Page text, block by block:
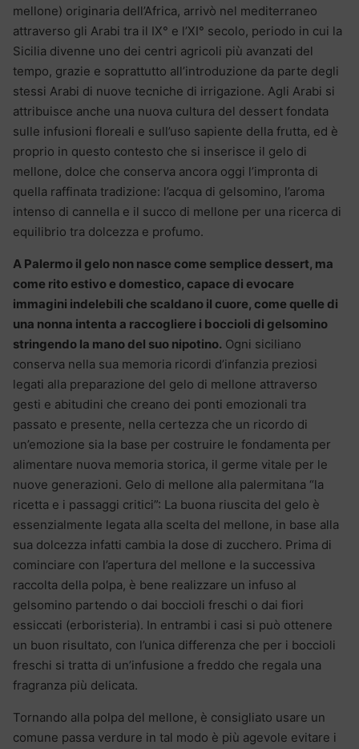
mellone) originaria dell’Africa, arrivò nel mediterraneo
attraverso gli Arabi tra il IX° e l’XI° secolo, periodo in cui la
Sicilia divenne uno dei centri agricoli più avanzati del
tempo, grazie e soprattutto all’introduzione da parte degli
stessi Arabi di nuove tecniche di irrigazione. Agli Arabi si
attribuisce anche una nuova cultura del dessert fondata
sulle infusioni floreali e sull’uso sapiente della frutta, ed è
proprio in questo contesto che si inserisce il gelo di
mellone, dolce che conserva ancora oggi l’impronta di
quella raffinata tradizione: l’acqua di gelsomino, l’aroma
intenso di cannella e il succo di mellone per una ricerca di
equilibrio tra dolcezza e profumo.
A Palermo il gelo non nasce come semplice dessert, ma
come rito estivo e domestico, capace di evocare
immagini indelebili che scaldano il cuore, come quelle di
una nonna intenta a raccogliere i boccioli di gelsomino
stringendo la mano del suo nipotino. Ogni siciliano
conserva nella sua memoria ricordi d’infanzia preziosi
legati alla preparazione del gelo di mellone attraverso
gesti e abitudini che creano dei ponti emozionali tra
passato e presente, nella certezza che un ricordo di
un’emozione sia la base per costruire le fondamenta per
alimentare nuova memoria storica, il germe vitale per le
nuove generazioni. Gelo di mellone alla palermitana “la
ricetta e i passaggi critici”: La buona riuscita del gelo è
essenzialmente legata alla scelta del mellone, in base alla
sua dolcezza infatti cambia la dose di zucchero. Prima di
cominciare con l’apertura del mellone e la successiva
raccolta della polpa, è bene realizzare un infuso al
gelsomino partendo o dai boccioli freschi o dai fiori
essiccati (erboristeria). In entrambi i casi si può ottenere
un buon risultato, con l’unica differenza che per i boccioli
freschi si tratta di un’infusione a freddo che regala una
fragranza più delicata.
Tornando alla polpa del mellone, è consigliato usare un
comune passa verdure in tal modo è più agevole evitare i